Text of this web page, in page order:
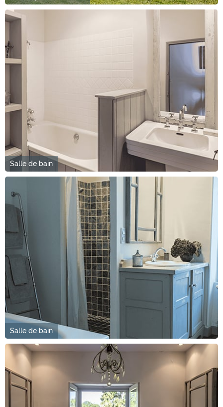
Salle de bain
Salle de bain